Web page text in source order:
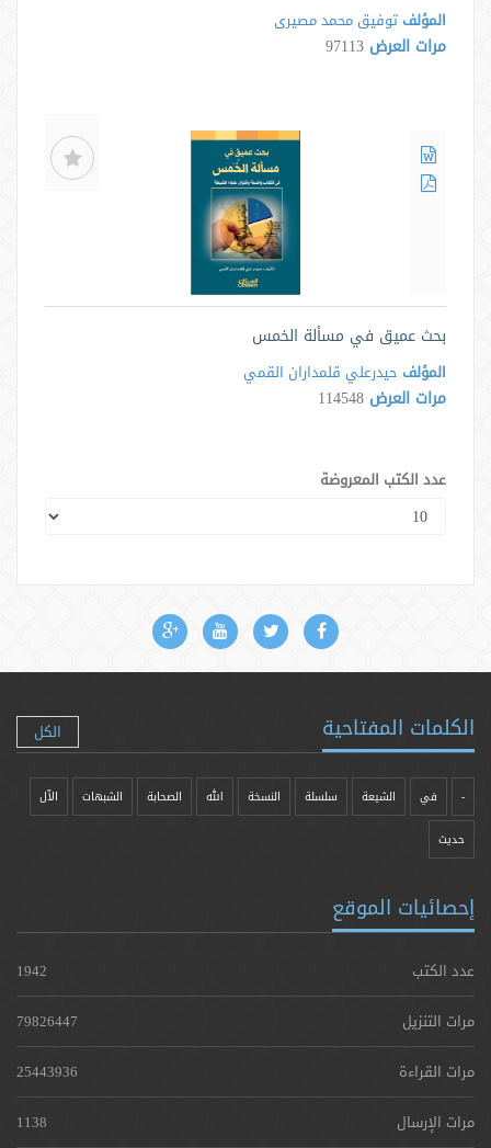
المؤلف توفیق محمد مصیری
مرات العرض 97113
بحث عميق في مسألة الخمس
المؤلف حيدرعلي قلمداران القمي
مرات العرض 114548
عدد الكتب المعروضة
الكلمات المفتاحية الكل
- في الشيعة سلسلة النسخة الله الصحابة الشبهات الآل
حدیث
إحصائيات الموقع
عدد الكتب
1942
مرات التنزيل
79826447
مرات القراءة
25443936
مرات الإرسال
1138